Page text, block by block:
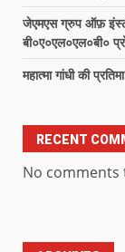
जेएमएस ग्रुप ऑफ़
बी०ए०एल०एल०बी०
महात्मा गांधी की
RECENT
No comments